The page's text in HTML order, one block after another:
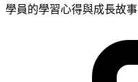
學員的學習心得與成長故事